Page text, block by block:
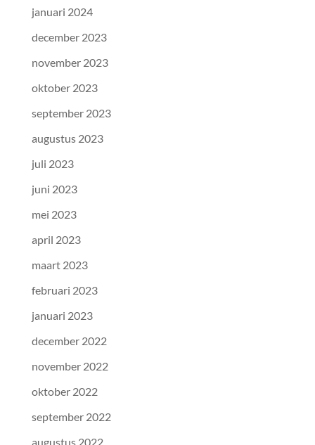
januari 2024
december 2023
november 2023
oktober 2023
september 2023
augustus 2023
juli 2023
juni 2023
mei 2023
april 2023
maart 2023
februari 2023
januari 2023
december 2022
november 2022
oktober 2022
september 2022
augustus 2022